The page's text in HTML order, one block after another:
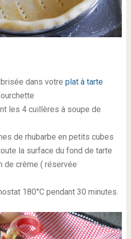
dans votre plat à tarte
les 4 cuillères à soupe de
de rhubarbe en petits cubes
la surface du fond de tarte
de crème ( réservée
180°C pendant 30 minutes.